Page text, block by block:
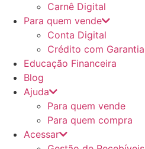
Carnê Digital
Para quem vende
Conta Digital
Crédito com Garantia
Educação Financeira
Blog
Ajuda
Para quem vende
Para quem compra
Acessar